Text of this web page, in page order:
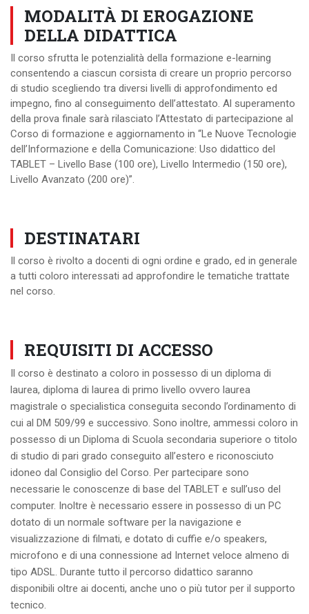
MODALITÀ DI EROGAZIONE
DELLA DIDATTICA
Il corso sfrutta le potenzialità della formazione e-learning
consentendo a ciascun corsista di creare un proprio percorso
di studio scegliendo tra diversi livelli di approfondimento ed
impegno, fino al conseguimento dell’attestato. Al superamento
della prova finale sarà rilasciato l’Attestato di partecipazione al
Corso di formazione e aggiornamento in “Le Nuove Tecnologie
dell’Informazione e della Comunicazione: Uso didattico del
TABLET – Livello Base (100 ore), Livello Intermedio (150 ore),
Livello Avanzato (200 ore)”.
DESTINATARI
Il corso è rivolto a docenti di ogni ordine e grado, ed in generale
a tutti coloro interessati ad approfondire le tematiche trattate
nel corso.
REQUISITI DI ACCESSO
Il corso è destinato a coloro in possesso di un diploma di
laurea, diploma di laurea di primo livello ovvero laurea
magistrale o specialistica conseguita secondo l’ordinamento di
cui al DM 509/99 e successivo. Sono inoltre, ammessi coloro in
possesso di un Diploma di Scuola secondaria superiore o titolo
di studio di pari grado conseguito all’estero e riconosciuto
idoneo dal Consiglio del Corso. Per partecipare sono
necessarie le conoscenze di base del TABLET e sull’uso del
computer. Inoltre è necessario essere in possesso di un PC
dotato di un normale software per la navigazione e
visualizzazione di filmati, e dotato di cuffie e/o speakers,
microfono e di una connessione ad Internet veloce almeno di
tipo ADSL. Durante tutto il percorso didattico saranno
disponibili oltre ai docenti, anche uno o più tutor per il supporto
tecnico.